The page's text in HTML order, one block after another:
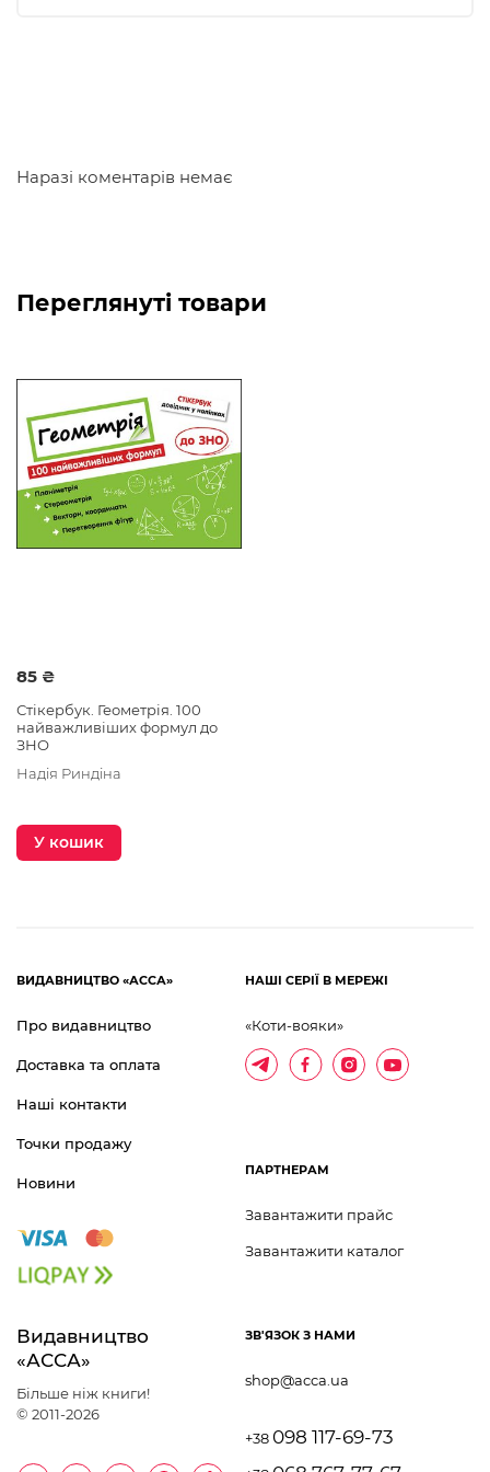
увагу на основних формулах. Наліпки сприяють
Наразі коментарів немає
Переглянуті товари
85 ₴
Стікербук. Геометрія. 100
найважливіших формул до
ЗНО
Надія Риндіна
У кошик
Видавництво
«АССА»
Більше ніж книги!
© 2011-2026
ЗВ'ЯЗОК З НАМИ
shop@acca.ua
+38 098 117-69-73
ВИДАВНИЦТВО «АССА»
Про видавництво
Доставка та оплата
Наші контакти
Точки продажу
Новини
НАШІ СЕРІЇ В МЕРЕЖІ
«Коти-вояки»
ПАРТНЕРАМ
Завантажити прайс
Завантажити каталог